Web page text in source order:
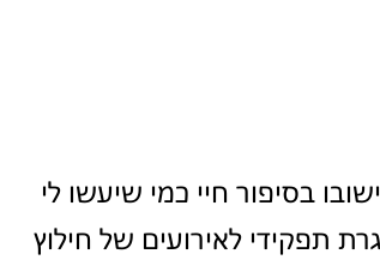
בסיפור חיי כמי שיעשו לי
תפקידי לאירועים של חילוץ